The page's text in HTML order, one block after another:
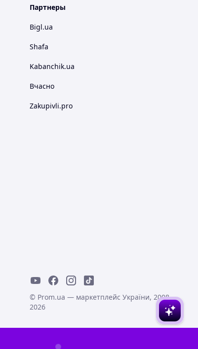
Партнеры
Bigl.ua
Shafa
Kabanchik.ua
Вчасно
Zakupivli.pro
© Prom.ua — маркетплейс України, 2008-
2026